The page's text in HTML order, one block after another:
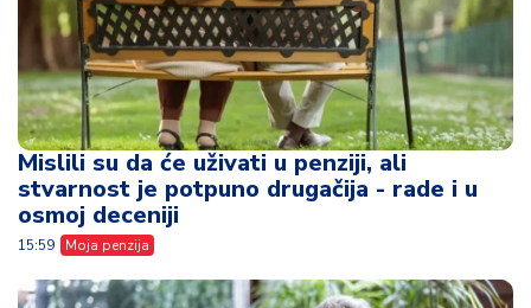
Mislili su da će uživati u penziji, ali
stvarnost je potpuno drugačija - rade i u
osmoj deceniji
15:59 Moja penzija